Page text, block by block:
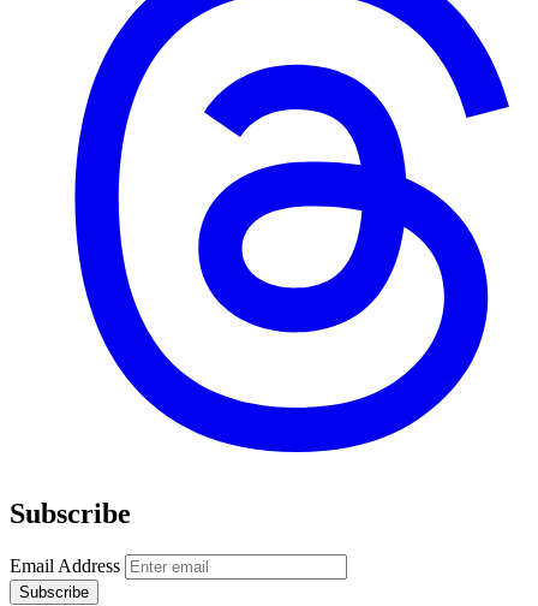
Subscribe
Email Address
Subscribe